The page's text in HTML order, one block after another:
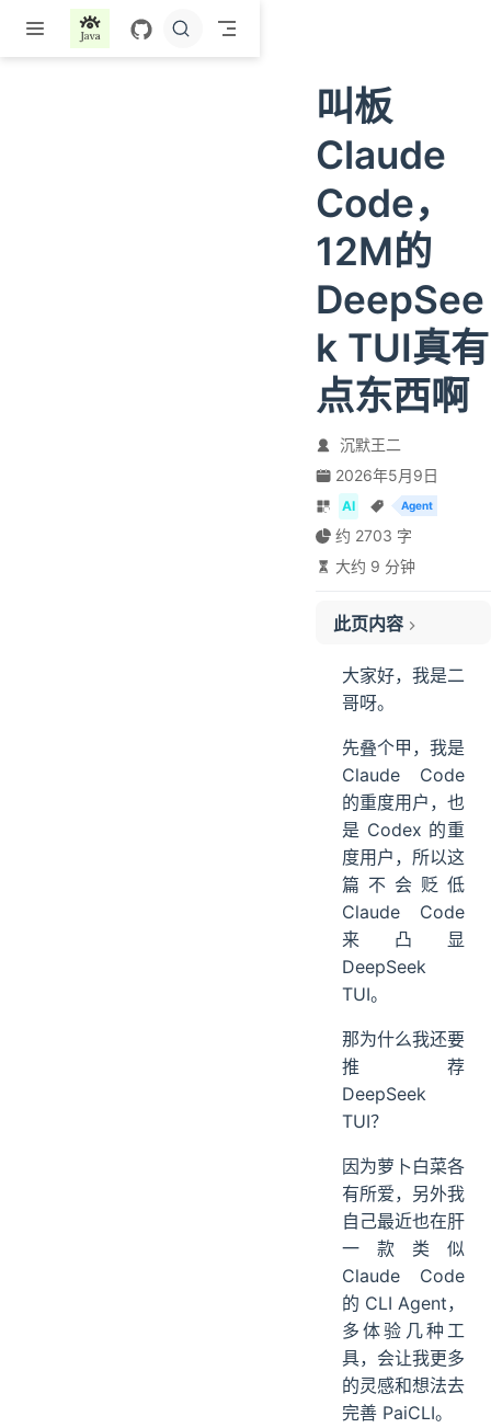
跳至主要內容
叫板
Claude
Code，
12M的
DeepSee
k TUI真有
点东西啊
沉默王二
2026年5月9日
AI Agent
约 2703 字
大约 9 分钟
此页内容
05、思维链和百万上下文
06、RLM 并行子代理
07、三档交互模式
08、Skills 兼容和 MCP 生态
ending
大家好，我是二
哥呀。
先叠个甲，我是
Claude Code
的重度用户，也
是 Codex 的重
度用户，所以这
篇不会贬低
Claude Code
来凸显
DeepSeek
TUI。
那为什么我还要
推荐
DeepSeek
TUI？
因为萝卜白菜各
有所爱，另外我
自己最近也在肝
一款类似
Claude Code
的 CLI Agent，
多体验几种工
具，会让我更多
的灵感和想法去
完善 PaiCLI。